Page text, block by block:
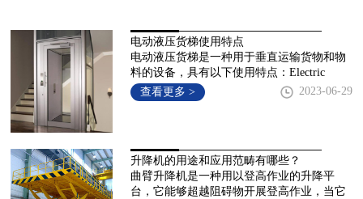
电动液压货梯使用特点
电动液压货梯是一种用于垂直运输货物和物
料的设备，具有以下使用特点：Electric
hydraulic cargo elevator is a device used for
查看更多 > 2023-06-29
升降机的用途和应用范畴有哪些？
曲臂升降机是一种用以登高作业的升降平
台，它能够超越阻碍物开展登高作业，当它